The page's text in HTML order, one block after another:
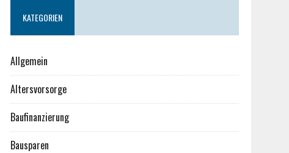
KATEGORIEN
Allgemein
Altersvorsorge
Baufinanzierung
Bausparen